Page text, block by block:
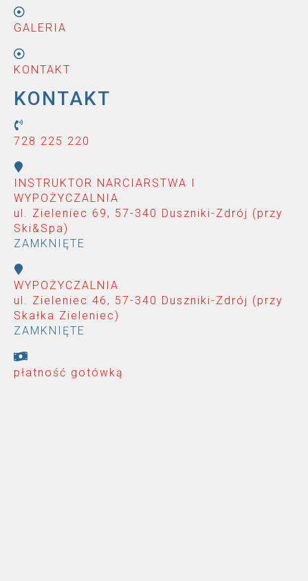
GALERIA
KONTAKT
KONTAKT
728 225 220
INSTRUKTOR NARCIARSTWA I
WYPOŻYCZALNIA
ul. Zieleniec 69, 57-340 Duszniki-Zdrój (przy
Ski&Spa)
ZAMKNIĘTE
WYPOŻYCZALNIA
ul. Zieleniec 46, 57-340 Duszniki-Zdrój (przy
Skałka Zieleniec)
ZAMKNIĘTE
płatność gotówką